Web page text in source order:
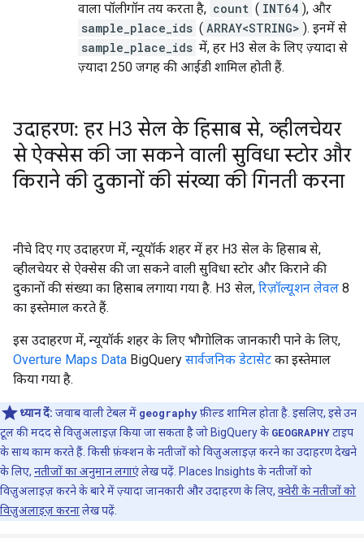
वाला पॉलीगॉन तय करता है, count ( INT64 ), और
sample_place_ids ( ARRAY<STRING> ). इनमें से
sample_place_ids में, हर H3 सेल के लिए ज़्यादा से
ज़्यादा 250 जगह की आईडी शामिल होती हैं.
उदाहरण: हर H3 सेल के हिसाब से, व्हीलचेयर
से ऐक्सेस की जा सकने वाली सुविधा स्टोर और
किराने की दुकानों की संख्या की गिनती करना
नीचे दिए गए उदाहरण में, न्यूयॉर्क शहर में हर H3 सेल के हिसाब से,
व्हीलचेयर से ऐक्सेस की जा सकने वाली सुविधा स्टोर और किराने की
दुकानों की संख्या का हिसाब लगाया गया है. H3 सेल, रिज़ॉल्यूशन लेवल 8
का इस्तेमाल करते हैं.
इस उदाहरण में, न्यूयॉर्क शहर के लिए भौगोलिक जानकारी पाने के लिए,
Overture Maps Data BigQuery सार्वजनिक डेटासेट का इस्तेमाल
किया गया है.
ध्यान दें: जवाब वाली टेबल में geographyफ़ील्ड शामिल होता है. इसलिए, इसे उन
टूल की मदद से विज़ुअलाइज़ किया जा सकता है जो BigQuery के GEOGRAPHYटाइप
के साथ काम करते हैं. किसी फ़ंक्शन के नतीजों को विज़ुअलाइज़ करने का उदाहरण देखने
के लिए, नतीजों का अनुमान लगाएंलेख पढ़ें. Places Insights के नतीजों को
विज़ुअलाइज़ करने के बारे में ज़्यादा जानकारी और उदाहरण के लिए, क्वेरी के नतीजों को
विज़ुअलाइज़ करनालेख पढ़ें.